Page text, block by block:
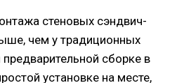
стеновых сэндвич-
чем у традиционных
сборке в
установке на месте,